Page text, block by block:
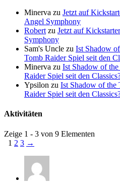
Minerva zu Jetzt auf
Angel Symphony
Robert zu Jetzt auf
Symphony
Sam's Uncle zu Ist Shadow
Tomb Raider Spiel seit den
Minerva zu Ist Shadow of
Raider Spiel seit den
Ypsilon zu Ist Shadow of the
Raider Spiel seit den
Aktivitäten
Zeige 1 - 3 von 9 Elementen
1 2 3 →